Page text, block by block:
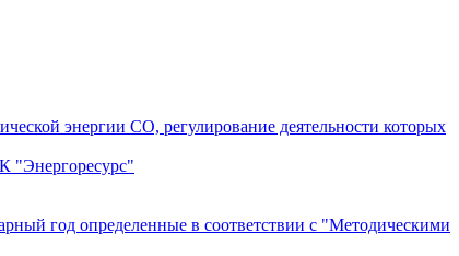
энергии СО, регулирование деятельности которых
"Энергоресурс"
год определенные в соответствии с "Методическими